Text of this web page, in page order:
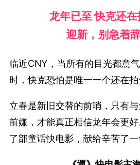
龙年已至 快克还
迎新，别急着
临近CNY，当所有的目光都意
时，快克恐怕是唯一一个还在拍
立春是新旧交替的前哨，只有
前嫌，才能真正相信龙年会更
了部童话快电影，献给辛苦了一